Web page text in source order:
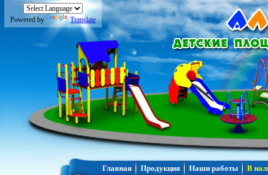
Powered by Translate
Главная Продукция Наши работы В